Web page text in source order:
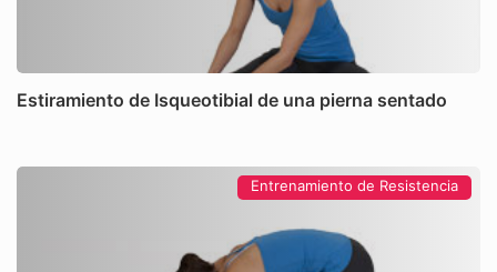
Estiramiento de Isqueotibial de una pierna sentado
Entrenamiento de Resistencia